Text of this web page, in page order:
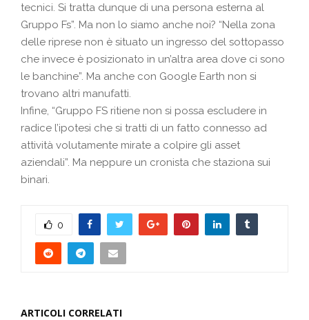
tecnici. Si tratta dunque di una persona esterna al
Gruppo Fs”. Ma non lo siamo anche noi? “Nella zona
delle riprese non è situato un ingresso del sottopasso
che invece è posizionato in un’altra area dove ci sono
le banchine”. Ma anche con Google Earth non si
trovano altri manufatti.
Infine, “Gruppo FS ritiene non si possa escludere in
radice l’ipotesi che si tratti di un fatto connesso ad
attività volutamente mirate a colpire gli asset
aziendali”. Ma neppure un cronista che staziona sui
binari.
0
ARTICOLI CORRELATI